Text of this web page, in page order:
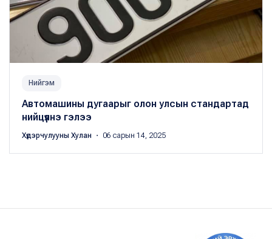
Нийгэм
Автомашины дугаарыг олон улсын стандартад
нийцүүлнэ гэлээ
Хүдэрчулууны Хулан ・ 06 сарын 14, 2025